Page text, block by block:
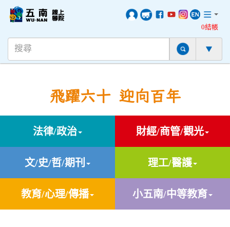
0結帳
飛躍六十 迎向百年
法律/政治 財經/商管/觀光
文/史/哲/期刊 理工/醫護
教育/心理/傳播 小五南/中等教育